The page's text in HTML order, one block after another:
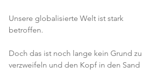
Unsere globalisierte Welt ist stark
betroffen.
Doch das ist noch lange kein Grund zu
verzweifeln und den Kopf in den Sand